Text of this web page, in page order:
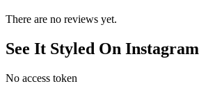
There are no reviews yet.
See It Styled On Instagram
No access token